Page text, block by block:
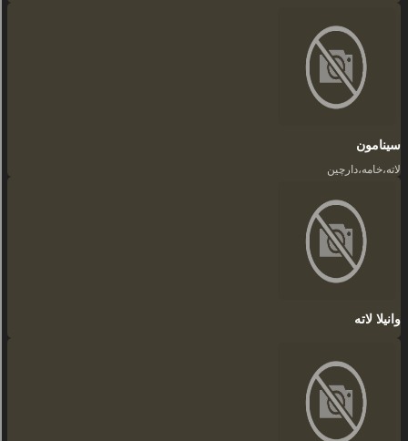
سینامون
لاته،خامه،دارچین
وانیلا لاته